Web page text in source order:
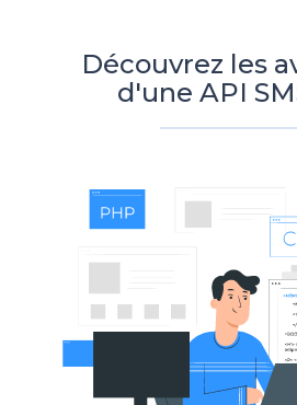
Découvrez les
d'une API